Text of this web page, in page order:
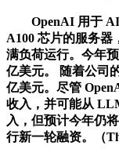
OpenAI 用于 AI
A100 芯片的服务器
满负荷运行。今年
亿美元。 随着公司
亿美元。尽管
收入，并可能从
入，但预计今年仍
行新一轮融资。（